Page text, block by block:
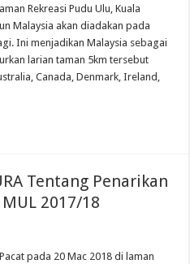
Rekreasi Pudu Ulu, Kuala
Malaysia akan diadakan pada
Ini menjadikan Malaysia sebagai
larian taman 5km tersebut
Canada, Denmark, Ireland,
Tentang Penarikan
2017/18
pada 20 Mac 2018 di laman